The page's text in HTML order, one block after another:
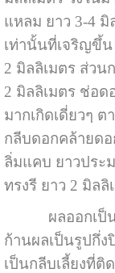
แหลม ยาว 3-4
เท่านั้นที่เจริญขึ้
2 มิลลิเมตร ส่วน
2 มิลลิเมตร ช่อด
มากเกิดเดี่ยวๆ ต
กลีบดอกคล้ายดอ
ลิ่มแคบ ยาวประ
ทรงรี ยาว 2 มิลลิ
ผลออกเป็นช่อ
ก้านผลเป็นรูปกึ่ง
เป็นกลีบเลี้ยงที่ติ